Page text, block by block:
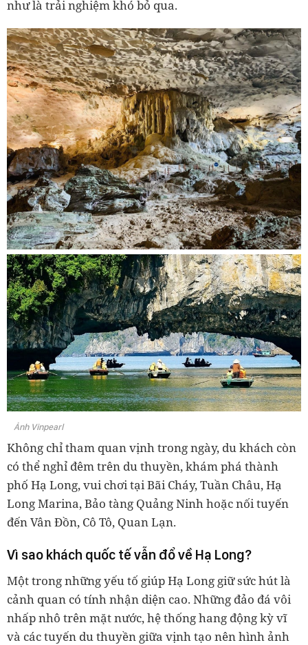
như là trải nghiệm khó bỏ qua.
Ảnh Vinpearl
Không chỉ tham quan vịnh trong ngày, du khách còn
có thể nghỉ đêm trên du thuyền, khám phá thành
phố Hạ Long, vui chơi tại Bãi Cháy, Tuần Châu, Hạ
Long Marina, Bảo tàng Quảng Ninh hoặc nối tuyến
đến Vân Đồn, Cô Tô, Quan Lạn.
Vì sao khách quốc tế vẫn đổ về Hạ Long?
Một trong những yếu tố giúp Hạ Long giữ sức hút là
cảnh quan có tính nhận diện cao. Những đảo đá vôi
nhấp nhô trên mặt nước, hệ thống hang động kỳ vĩ
và các tuyến du thuyền giữa vịnh tạo nên hình ảnh